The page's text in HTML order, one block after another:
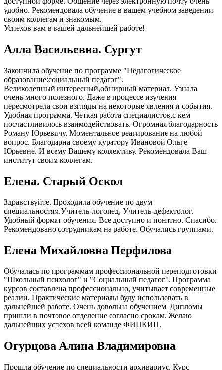
удобно. Рекомендовала обучение в вашем учебном заведении
своим коллегам и знакомым.
Успехов вам в вашей дальнейшей работе!
Алла Васильевна. Сургут
Закончила обучение по программе "Педагогическое
образование:социальный педагог".
Великолепный,интересный,обширный материал. Узнала
очень много полезного. Даже в процессе изучения
пересмотрела свои взгляды на некоторые явления и события.
Удобная программа. Четкая работа специалистов,с кем
посчастливилось взаимодействовать. Огромная благодарность
Роману Юрьевичу. Моментальное реагирование на любой
вопрос. Благодарна своему куратору Ивановой Ольге
Юрьевне. И всему Вашему коллективу. Рекомендовала Ваш
институт своим коллегам.
Елена. Старый Оскол
Здравствуйте. Проходила обучение по двум
специальностям.Учитель-логопед, Учитель-дефектолог.
Удобный формат обучения. Все доступно и понятно. Спасибо.
Рекомендовано сотрудникам на работе. Обучались группами.
Елена Михайловна Перфилова
Обучалась по программам профессиональной переподготовки
"Школьный психолог" и "Социальный педагог". Программа
курсов составлена профессионально, учитывает современные
реалии. Практические материалы буду использовать в
дальнейшей работе. Очень довольна обучением. Дипломы
пришли в почтовое отделение согласно срокам. Желаю
дальнейших успехов всей команде ФИПКИП.
Огурцова Алина Владимировна
Прошла обучение по специальности архивариус. Курс